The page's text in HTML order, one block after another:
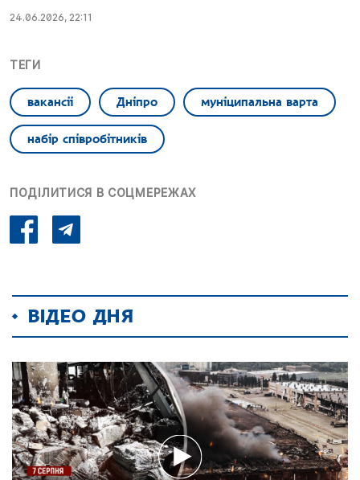
24.06.2026, 22:11
ТЕГИ
вакансіі Дніпро муніципальна варта
набір співробітників
ПОДІЛИТИСЯ В СОЦМЕРЕЖАХ
ВІДЕО ДНЯ